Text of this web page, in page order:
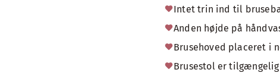
Intet trin ind til
Anden højde på
Brusehoved placeret i
Brusestol er